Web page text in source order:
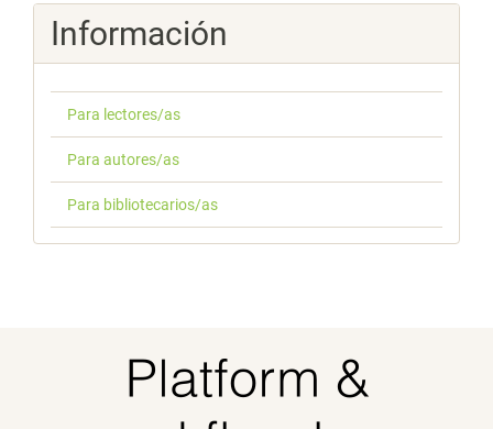
Información
Para lectores/as
Para autores/as
Para bibliotecarios/as